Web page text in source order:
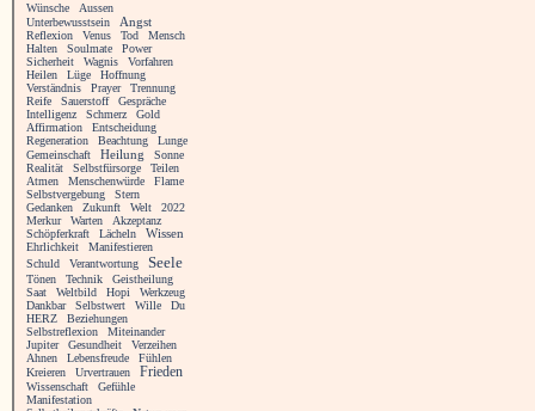
Wünsche
Aussen
Unterbewusstsein
Angst
Reflexion Venus Tod
Mensch
Halten
Soulmate
Power
Sicherheit
Wagnis
Vorfahren
Heilen
Lüge
Hoffnung
Verständnis
Prayer
Trennung
Reife
Sauerstoff
Gespräche
Intelligenz
Schmerz
Gold
Affirmation
Entscheidung
Regeneration
Beachtung
Lunge
Gemeinschaft
Heilung
Sonne
Realität
Selbstfürsorge
Teilen
Atmen
Menschenwürde
Flame
Selbstvergebung
Stern
Gedanken
Zukunft Welt
2022
Merkur
Warten
Akzeptanz
Schöpferkraft
Lächeln
Wissen
Ehrlichkeit
Manifestieren
Schuld
Verantwortung Seele
Tönen Technik
Geistheilung
Saat
Weltbild Hopi
Werkzeug
Dankbar
Selbstwert Wille
Du
HERZ
Beziehungen
Selbstreflexion
Miteinander
Jupiter
Gesundheit
Verzeihen
Ahnen
Lebensfreude
Fühlen
Kreieren
Urvertrauen Frieden
Wissenschaft
Gefühle
Manifestation